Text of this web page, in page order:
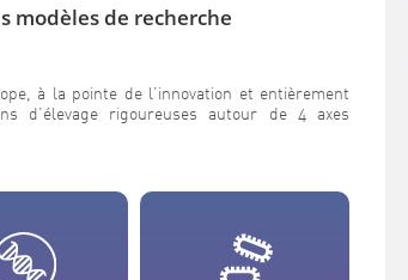
modèles de recherche
à la pointe de l’innovation et entièrement
d’élevage rigoureuses autour de 4 axes